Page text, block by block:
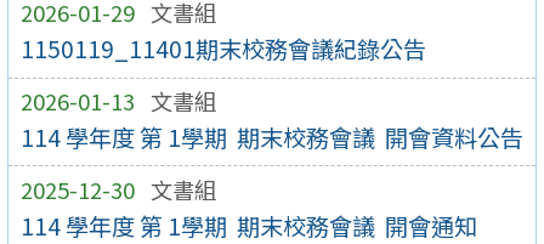
2026-01-29 文書組
1150119_11401期末校務會議紀錄公告
2026-01-13 文書組
114 學年度 第 1學期 期末校務會議 開會資料公告
2025-12-30 文書組
114 學年度 第 1學期 期末校務會議 開會通知